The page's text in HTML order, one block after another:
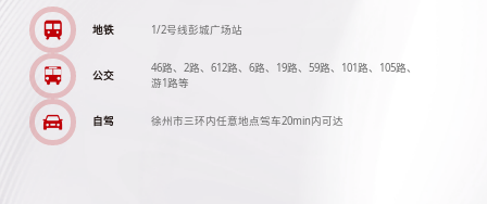
地铁 1/2号线彭城广场站
公交
46路、2路、612路、6路、19路、59路、101路、105路、
游1路等
自驾 徐州市三环内任意地点驾车20min内可达